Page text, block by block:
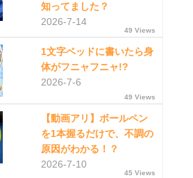
知ってました？
2026-7-14
49 Views
1文字ベッドに書いたら身
体がフニャフニャ!?
2026-7-6
49 Views
【動画アリ】ボールペン
を1本握るだけで、不調の
原因がわかる！？
2026-7-10
45 Views